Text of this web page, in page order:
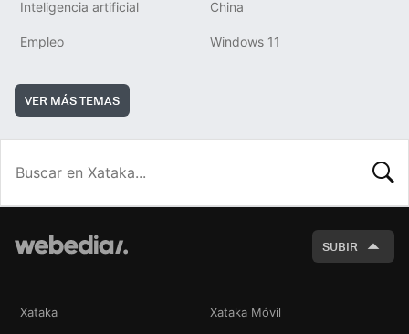
Inteligencia artificial China
Empleo Windows 11
VER MÁS TEMAS
SUBIR
Xataka Xataka Móvil